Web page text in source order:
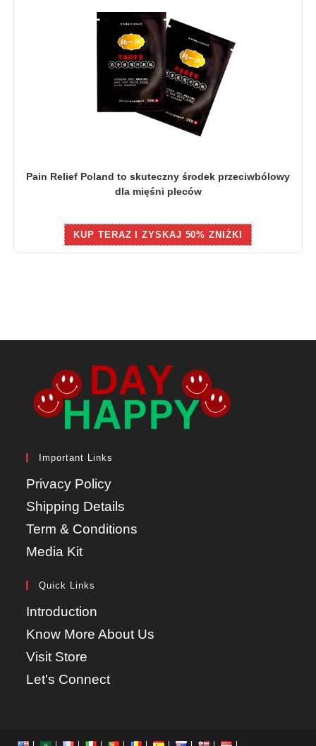
Pain Relief Poland to skuteczny środek przeciwbólowy
dla mięśni pleców
KUP TERAZ I ZYSKAJ 50% ZNIŻKI
Important Links
Privacy Policy
Shipping Details
Term & Conditions
Media Kit
Quick Links
Introduction
Know More About Us
Visit Store
Let's Connect